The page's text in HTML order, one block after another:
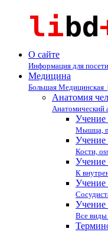
О сайте
Информация для
Медицина
Большая
Анатомия
Мышца,
Учение
Кости,
Учение
К
Учение
Учение
Все